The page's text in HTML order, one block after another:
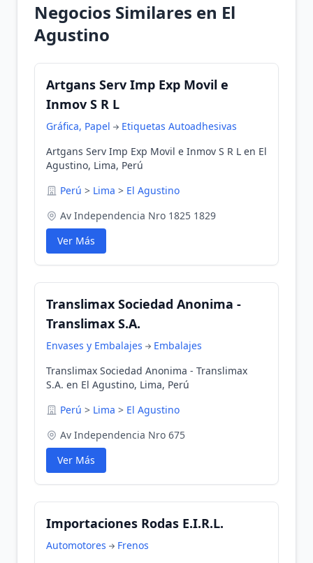
Negocios Similares en El
Agustino
Artgans Serv Imp Exp Movil e
Inmov S R L
Gráfica, Papel
Etiquetas Autoadhesivas
Artgans Serv Imp Exp Movil e Inmov S R L en El
Agustino, Lima, Perú
Perú > Lima > El Agustino
Av Independencia Nro 1825 1829
Ver Más
Translimax Sociedad Anonima -
Translimax S.A.
Envases y Embalajes
Embalajes
Translimax Sociedad Anonima - Translimax
S.A. en El Agustino, Lima, Perú
Perú > Lima > El Agustino
Av Independencia Nro 675
Ver Más
Importaciones Rodas E.I.R.L.
Automotores
Frenos